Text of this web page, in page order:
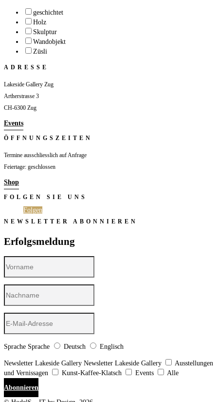
geschichtet
Holz
Skulptur
Wandobjekt
Züsli
ADRESSE
Lakeside Gallery Zug
Artherstrasse 3
CH-6300 Zug
Events
ÖFFNUNGSZEITEN
Termine ausschliesslich auf Anfrage
Feiertage: geschlossen
Shop
FOLGEN SIE UNS
Folgen
NEWSLETTER ABONNIEREN
Erfolgsmeldung
Sprache Sprache Deutsch Englisch
Newsletter Lakeside Gallery Newsletter Lakeside Gallery
Ausstellungen
und Vernissagen
Kunst-Kaffee-Klatsch Events
Alle
Abonnieren